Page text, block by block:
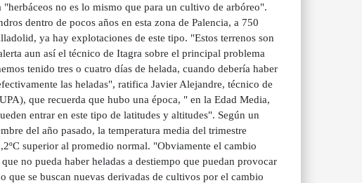
no es lo mismo que para un cultivo de arbóreo".
dentro de pocos años en esta zona de Palencia, a 750
ya hay explotaciones de este tipo. "Estos terrenos son
aun así el técnico de Itagra sobre el principal problema
tenido tres o cuatro días de helada, cuando debería haber
las heladas", ratifica Javier Alejandre, técnico de
que recuerda que hubo una época, " en la Edad Media,
entrar en este tipo de latitudes y altitudes". Según un
del año pasado, la temperatura media del trimestre
superior al promedio normal. "Obviamente el cambio
no pueda haber heladas a destiempo que puedan provocar
se buscan nuevas derivadas de cultivos por el cambio